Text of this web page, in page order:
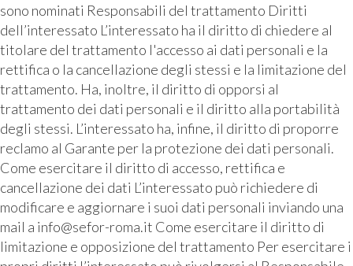
sono nominati Responsabili del trattamento Diritti
dell’interessato L’interessato ha il diritto di chiedere al
titolare del trattamento l'accesso ai dati personali e la
rettifica o la cancellazione degli stessi e la limitazione del
trattamento. Ha, inoltre, il diritto di opporsi al
trattamento dei dati personali e il diritto alla portabilità
degli stessi. L’interessato ha, infine, il diritto di proporre
reclamo al Garante per la protezione dei dati personali.
Come esercitare il diritto di accesso, rettifica e
cancellazione dei dati L’interessato può richiedere di
modificare e aggiornare i suoi dati personali inviando una
mail a info@sefor-roma.it Come esercitare il diritto di
limitazione e opposizione del trattamento Per esercitare i